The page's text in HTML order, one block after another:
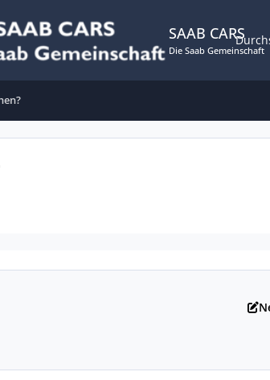
SAAB CARS
Die Saab Gemeinschaft